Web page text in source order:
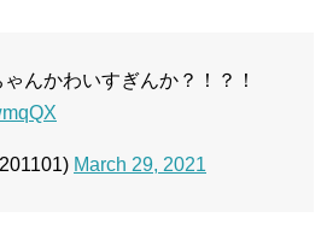
んかわいすぎんか？！？！
March 29, 2021